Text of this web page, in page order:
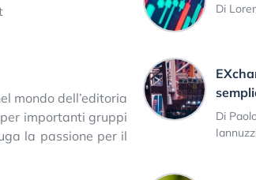
mondo dell’editoria
importanti gruppi
la passione per il
Di
Di